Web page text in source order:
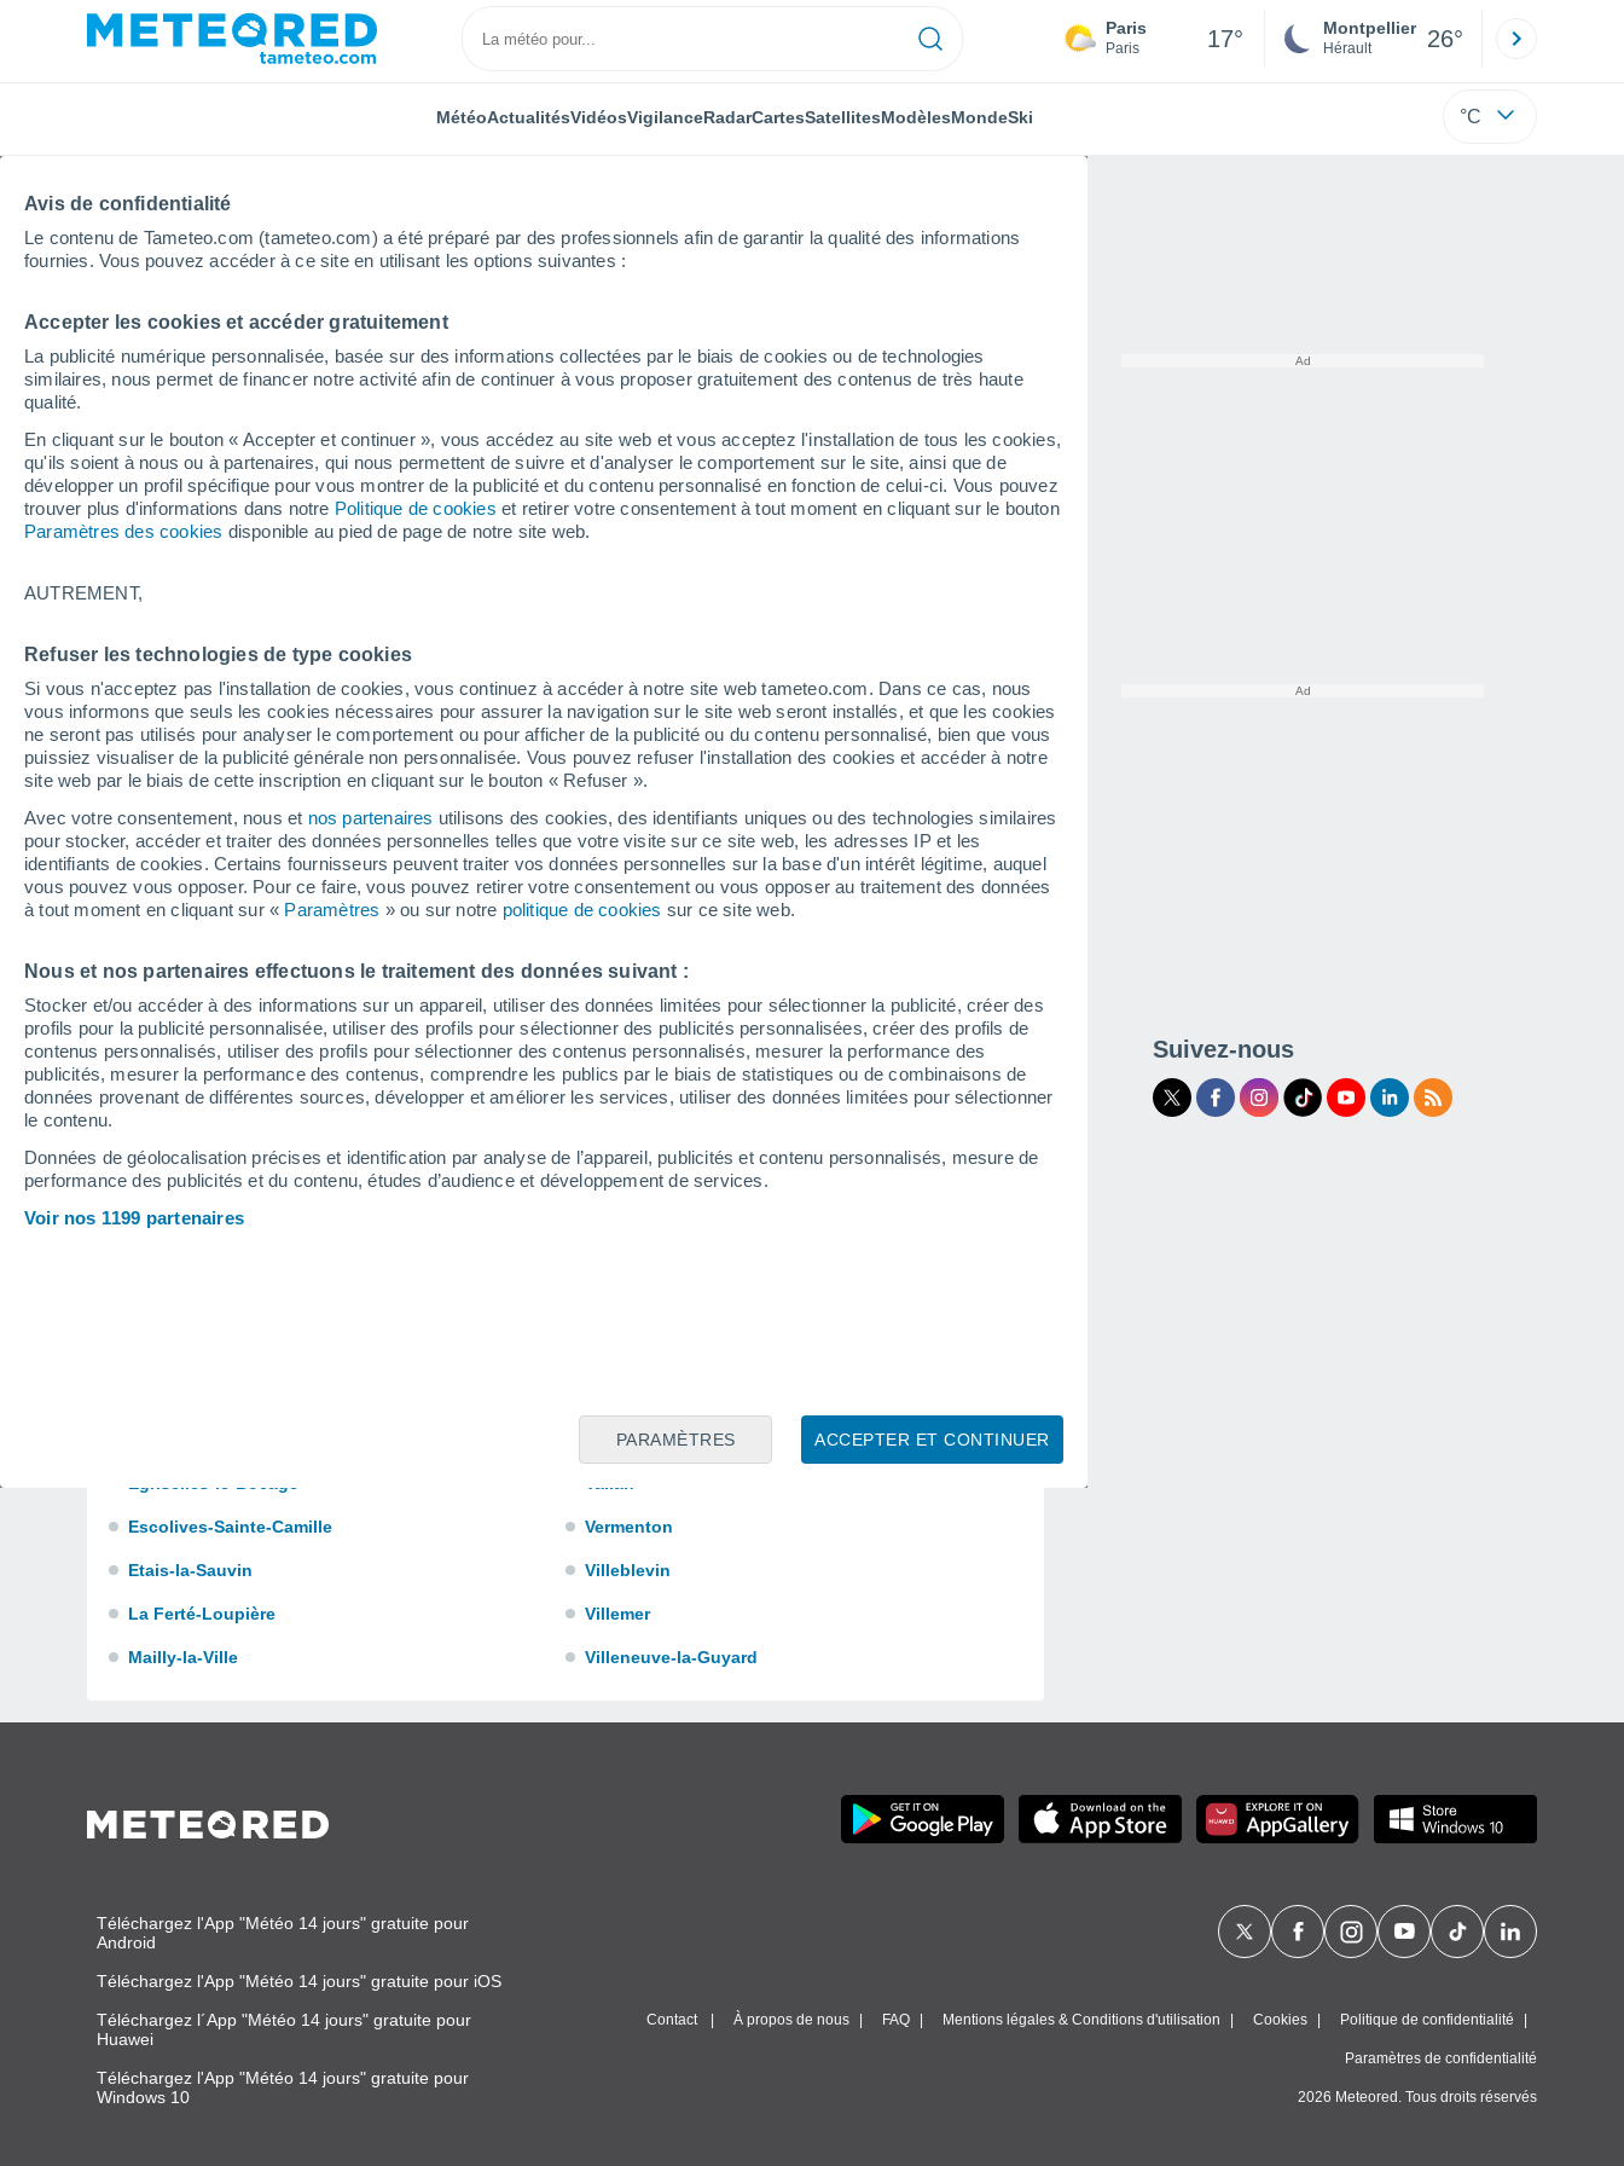
Avis de confidentialité
Le contenu de Tameteo.com (tameteo.com) a été préparé par des professionnels afin de garantir la qualité des informations
fournies. Vous pouvez accéder à ce site en utilisant les options suivantes :
Accepter les cookies et accéder gratuitement
La publicité numérique personnalisée, basée sur des informations collectées par le biais de cookies ou de technologies
similaires, nous permet de financer notre activité afin de continuer à vous proposer gratuitement des contenus de très haute
qualité.
En cliquant sur le bouton « Accepter et continuer », vous accédez au site web et vous acceptez l'installation de tous les cookies,
qu'ils soient à nous ou à partenaires, qui nous permettent de suivre et d'analyser le comportement sur le site, ainsi que de
développer un profil spécifique pour vous montrer de la publicité et du contenu personnalisé en fonction de celui-ci. Vous pouvez
trouver plus d'informations dans notre Politique de cookies et retirer votre consentement à tout moment en cliquant sur le bouton
Paramètres des cookies disponible au pied de page de notre site web.
AUTREMENT,
Refuser les technologies de type cookies
Si vous n'acceptez pas l'installation de cookies, vous continuez à accéder à notre site web tameteo.com. Dans ce cas, nous
vous informons que seuls les cookies nécessaires pour assurer la navigation sur le site web seront installés, et que les cookies
ne seront pas utilisés pour analyser le comportement ou pour afficher de la publicité ou du contenu personnalisé, bien que vous
puissiez visualiser de la publicité générale non personnalisée. Vous pouvez refuser l'installation des cookies et accéder à notre
site web par le biais de cette inscription en cliquant sur le bouton « Refuser ».
Avec votre consentement, nous et nos partenaires utilisons des cookies, des identifiants uniques ou des technologies similaires
pour stocker, accéder et traiter des données personnelles telles que votre visite sur ce site web, les adresses IP et les
identifiants de cookies. Certains fournisseurs peuvent traiter vos données personnelles sur la base d'un intérêt légitime, auquel
vous pouvez vous opposer. Pour ce faire, vous pouvez retirer votre consentement ou vous opposer au traitement des données
à tout moment en cliquant sur « Paramètres » ou sur notre politique de cookies sur ce site web.
Nous et nos partenaires effectuons le traitement des données suivant :
Stocker et/ou accéder à des informations sur un appareil, utiliser des données limitées pour sélectionner la publicité, créer des
profils pour la publicité personnalisée, utiliser des profils pour sélectionner des publicités personnalisées, créer des profils de
contenus personnalisés, utiliser des profils pour sélectionner des contenus personnalisés, mesurer la performance des
publicités, mesurer la performance des contenus, comprendre les publics par le biais de statistiques ou de combinaisons de
données provenant de différentes sources, développer et améliorer les services, utiliser des données limitées pour sélectionner
le contenu.
Données de géolocalisation précises et identification par analyse de l’appareil, publicités et contenu personnalisés, mesure de
performance des publicités et du contenu, études d’audience et développement de services.
Voir nos 1199 partenaires
ACCEPTER ET CONTINUER
PARAMÈTRES
Paris
Paris 17° Montpellier
Hérault 26°
MétéoActualitésVidéosVigilanceRadarCartesSatellitesModèlesMondeSki °C
Accueil Bourgogne-Franche-Comté Yonne
La météo dans toutes les localités de l'Yonne
Toutes les localités de l'Yonne
A - B C D - I J - L M - O P - R S T V - Y
Appoigny
Arces-Dilo
Armeau
Arthonnay
Bléneau
Cerisiers
Cézy
Champignelles
Champigny
Champlay
Champs-sur-Yonne
Charny
Chéroy
Escolives-Sainte-Camille
Etais-la-Sauvin
La Ferté-Loupière
Mailly-la-Ville
Montacher-Villegardin
Moutiers-en-Puisaye
Neuvy-Sautour
Ouanne
Quarré-les-Tombes
Rogny-les-Sept-Ecluses
Saint-Georges-sur-Baulche
Saint-Julien-du-Sault
Saint-Loup-d'Ordon
Saint-Privé
Senan
Treigny
Vermenton
Villeblevin
Villemer
Villeneuve-la-Guyard
Suivez-nous
Téléchargez l'App "Météo 14 jours" gratuite pour
Android
Téléchargez l'App "Météo 14 jours" gratuite pour iOS
Téléchargez l´App "Météo 14 jours" gratuite pour
Huawei
Téléchargez l'App "Météo 14 jours" gratuite pour
Windows 10
Contact À propos de nous FAQ Mentions légales & Conditions d'utilisation Cookies Politique de confidentialité
Paramètres de confidentialité
2026 Meteored. Tous droits réservés